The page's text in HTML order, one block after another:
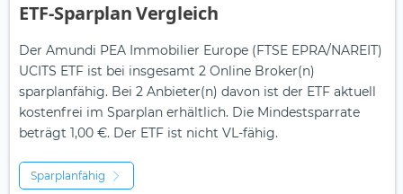
ETF-Sparplan Vergleich
Der Amundi PEA Immobilier Europe (FTSE EPRA/NAREIT)
UCITS ETF ist bei insgesamt 2 Online Broker(n)
sparplanfähig. Bei 2 Anbieter(n) davon ist der ETF aktuell
kostenfrei im Sparplan erhältlich. Die Mindestsparrate
beträgt 1,00 €. Der ETF ist nicht VL-fähig.
Sparplanfähig